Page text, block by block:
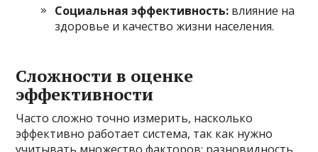
Социальная эффективность: влияние на
здоровье и качество жизни населения.
Сложности в оценке
эффективности
Часто сложно точно измерить, насколько
эффективно работает система, так как нужно